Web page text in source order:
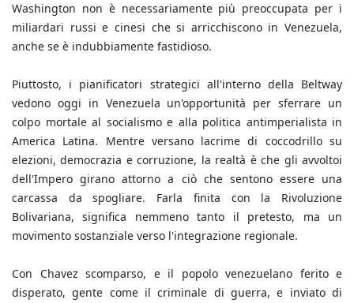
Washington non è necessariamente più preoccupata per i
miliardari russi e cinesi che si arricchiscono in Venezuela,
anche se è indubbiamente fastidioso.
Piuttosto, i pianificatori strategici all'interno della Beltway
vedono oggi in Venezuela un'opportunità per sferrare un
colpo mortale al socialismo e alla politica antimperialista in
America Latina. Mentre versano lacrime di coccodrillo su
elezioni, democrazia e corruzione, la realtà è che gli avvoltoi
dell'Impero girano attorno a ciò che sentono essere una
carcassa da spogliare. Farla finita con la Rivoluzione
Bolivariana, significa nemmeno tanto il pretesto, ma un
movimento sostanziale verso l'integrazione regionale.
Con Chavez scomparso, e il popolo venezuelano ferito e
disperato, gente come il criminale di guerra, e inviato di